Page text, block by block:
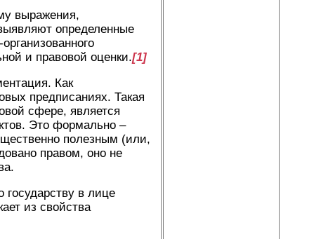
выражения,
определенные
и правовой оценки.[1]
Как
предписаниях. Такая
сфере, является
Это формально –
полезным (или,
правом, оно не
государству в лице
из свойства